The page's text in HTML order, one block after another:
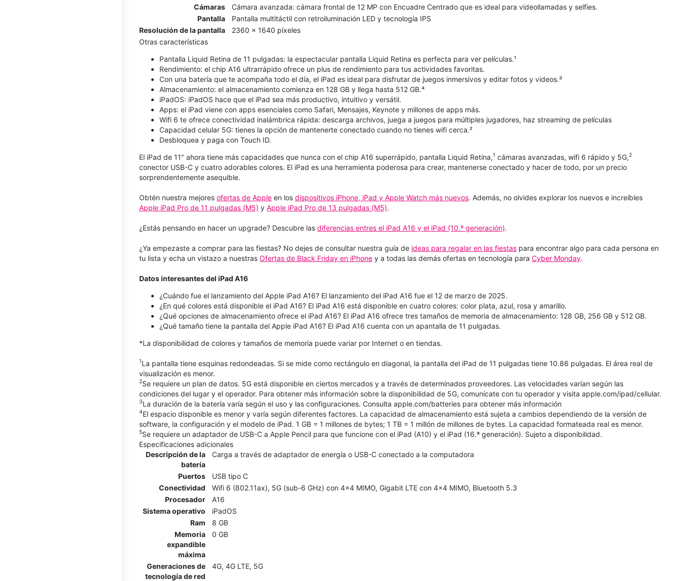
Cámaras
Cámara avanzada: cámara frontal de 12 MP con Encuadre Centrado que es ideal para videollamadas y selfies.
Pantalla
Pantalla multitáctil con retroiluminación LED y tecnología IPS
Resolución de la pantalla
2360 x 1640 píxeles
Otras características
Pantalla Liquid Retina de 11 pulgadas: la espectacular pantalla Liquid Retina es perfecta para ver películas.¹
Rendimiento: el chip A16 ultrarrápido ofrece un plus de rendimiento para tus actividades favoritas.
Con una batería que te acompaña todo el día, el iPad es ideal para disfrutar de juegos inmersivos y editar fotos y videos.³
Almacenamiento: el almacenamiento comienza en 128 GB y llega hasta 512 GB.⁴
iPadOS: iPadOS hace que el iPad sea más productivo, intuitivo y versátil.
Apps: el iPad viene con apps esenciales como Safari, Mensajes, Keynote y millones de apps más.
Wifi 6 te ofrece conectividad inalámbrica rápida: descarga archivos, juega a juegos para múltiples jugadores, haz streaming de películas
Capacidad celular 5G: tienes la opción de mantenerte conectado cuando no tienes wifi cerca.²
Desbloquea y paga con Touch ID.
El iPad de 11" ahora tiene más capacidades que nunca con el chip A16 superrápido, pantalla Liquid Retina,1 cámaras avanzadas, wifi 6 rápido y 5G,2
conector USB-C y cuatro adorables colores. El iPad es una herramienta poderosa para crear, mantenerse conectado y hacer de todo, por un precio
sorprendentemente asequible.
Obtén nuestra mejores ofertas de Apple en los dispositivos iPhone, iPad y Apple Watch más nuevos. Además, no olvides explorar los nuevos e increíbles
Apple iPad Pro de 11 pulgadas (M5) y Apple iPad Pro de 13 pulgadas (M5).
¿Estás pensando en hacer un upgrade? Descubre las diferencias entres el iPad A16 y el iPad (10.ª generación).
¿Ya empezaste a comprar para las fiestas? No dejes de consultar nuestra guía de ideas para regalar en las fiestas para encontrar algo para cada persona en
tu lista y echa un vistazo a nuestras Ofertas de Black Friday en iPhone y a todas las demás ofertas en tecnología para Cyber Monday.
Datos interesantes del iPad A16
¿Cuándo fue el lanzamiento del Apple iPad A16? El lanzamiento del iPad A16 fue el 12 de marzo de 2025.
¿En qué colores está disponible el iPad A16? El iPad A16 está disponible en cuatro colores: color plata, azul, rosa y amarillo.
¿Qué opciones de almacenamiento ofrece el iPad A16? El iPad A16 ofrece tres tamaños de memoria de almacenamiento: 128 GB, 256 GB y 512 GB.
¿Qué tamaño tiene la pantalla del Apple iPad A16? El iPad A16 cuenta con un apantalla de 11 pulgadas.
*La disponibilidad de colores y tamaños de memoria puede variar por Internet o en tiendas.
1La pantalla tiene esquinas redondeadas. Si se mide como rectángulo en diagonal, la pantalla del iPad de 11 pulgadas tiene 10.86 pulgadas. El área real de
visualización es menor.
2Se requiere un plan de datos. 5G está disponible en ciertos mercados y a través de determinados proveedores. Las velocidades varían según las
condiciones del lugar y el operador. Para obtener más información sobre la disponibilidad de 5G, comunícate con tu operador y visita apple.com/ipad/cellular.
3La duración de la batería varía según el uso y las configuraciones. Consulta apple.com/batteries para obtener más información
4El espacio disponible es menor y varía según diferentes factores. La capacidad de almacenamiento está sujeta a cambios dependiendo de la versión de
software, la configuración y el modelo de iPad. 1 GB = 1 millones de bytes; 1 TB = 1 millón de millones de bytes. La capacidad formateada real es menor.
5Se requiere un adaptador de USB-C a Apple Pencil para que funcione con el iPad (A10) y el iPad (16.ª generación). Sujeto a disponibilidad.
Especificaciones adicionales
Descripción de la
batería
Carga a través de adaptador de energía o USB-C conectado a la computadora
Puertos
USB tipo C
Conectividad
Wifi 6 (802.11ax), 5G (sub-6 GHz) con 4x4 MIMO, Gigabit LTE con 4x4 MIMO, Bluetooth 5.3
Procesador
A16
Sistema operativo
iPadOS
Ram
8 GB
Memoria
expandible
máxima
0 GB
Generaciones de
tecnología de red
4G, 4G LTE, 5G